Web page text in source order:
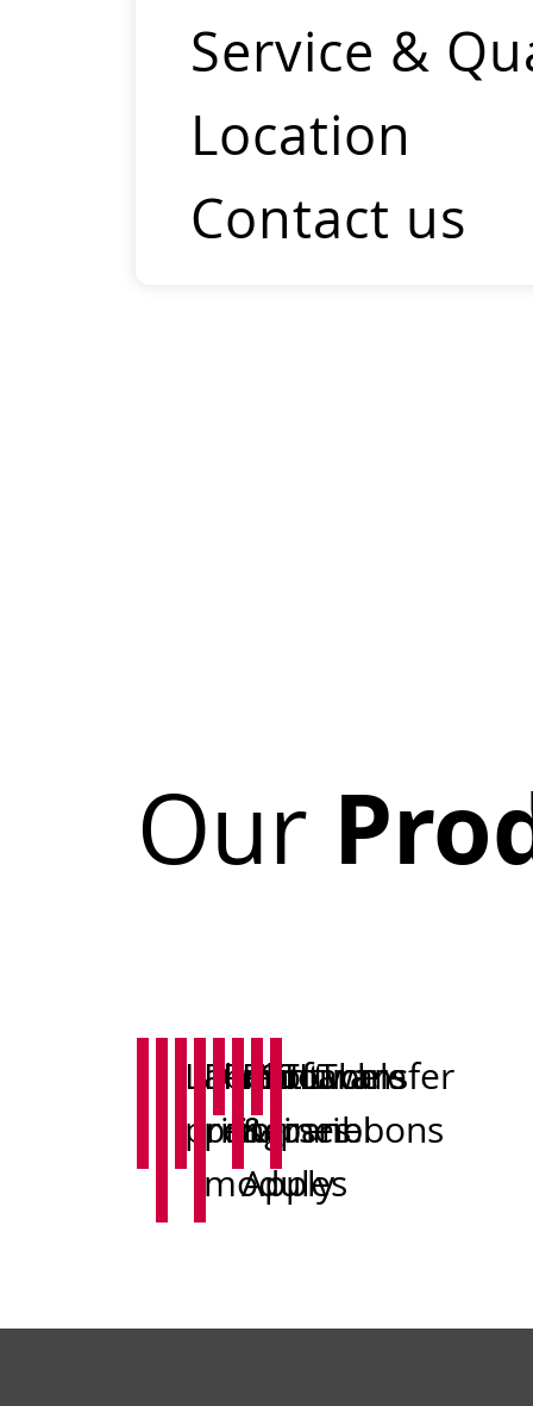
Service &
Location
Contact us
Our
Label
printers
Direct
print
modules
Print
engines
Print
&
Apply
Software
Touch
panel
Labels
Transfer
ribbons